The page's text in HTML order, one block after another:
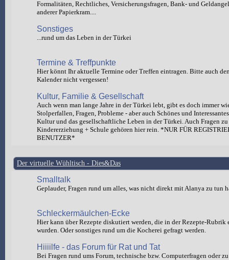
Formalitäten, Rechtliches, Versicherungsfragen, Bank- und
anderer Papierkram....
Sonstiges
...rund um das Leben in der Türkei
Termine & Treffpunkte
Hier könnt Ihr aktuelle Termine oder Treffen eintragen. Bitte auch
Kalender nicht vergessen!
Kultur, Familie & Gesellschaft
Auch wenn man lange Jahre in der Türkei lebt, gibt es doch immer
Stolperfallen, Fragen, Probleme - aber auch Schönes und
Kultur und das gesellschaftliche Leben in der Türkei. Auch Fragen
Kindererziehung + Schule gehören hier rein. *NUR FÜR
BENUTZER*
Der virtuelle Wühltisch - Dies&Das
Smalltalk
Geplauder, Fragen rund um alles, was nicht direkt mit Alanya zu tun
Schleckermäulchen-Ecke
Hier kann über Rezepte diskutiert werden, die in der Rezepte-Rubrik
wurden. Oder sonstiges rund um die Kocherei gefragt werden.
Hiiiilfe - das Forum für Rat und Tat
Bei Fragen rund ums Forum, technische bzw. Computerfragen oder